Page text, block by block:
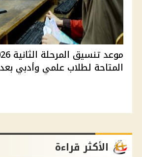
المتاحة لطلاب علمي وأدبي
الأكثر قراءة